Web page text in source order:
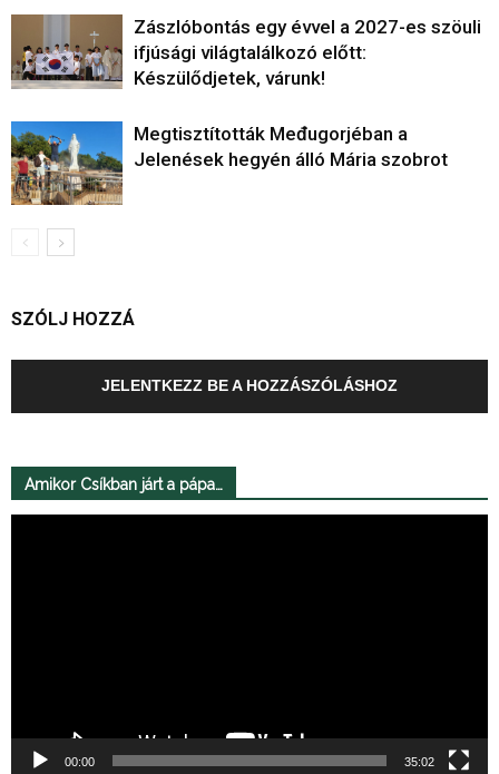
Zászlóbontás egy évvel a 2027-es szöuli
ifjúsági világtalálkozó előtt:
Készülődjetek, várunk!
Megtisztították Međugorjéban a
Jelenések hegyén álló Mária szobrot
SZÓLJ HOZZÁ
JELENTKEZZ BE A HOZZÁSZÓLÁSHOZ
Amikor Csíkban járt a pápa…
00:00 35:02